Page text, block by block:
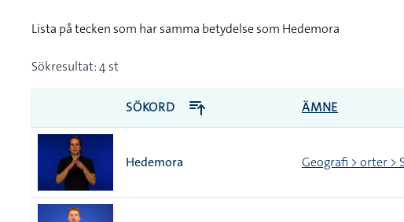
Lista på tecken som har samma betydelse som Hedemora
Sökresultat: 4 st
SÖKORD ÄMNE
Hedemora Geografi > orter >